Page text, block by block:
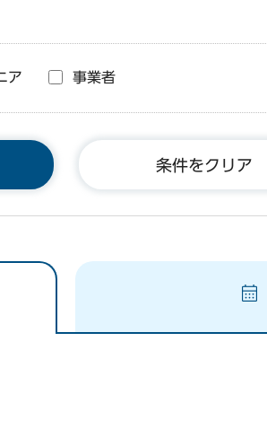
ア 事業者
条件をクリア